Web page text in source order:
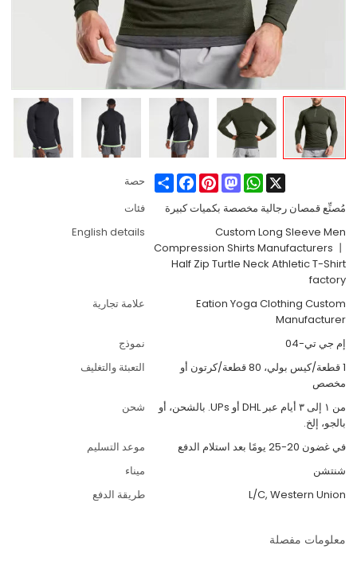
حصةShare
FacebookPinterest
Mastodon
WhatsApp
X
فئات
مُصنِّع قمصان رجالية مخصصة بكميات كبيرة
English details
Custom Long Sleeve Men
Compression Shirts Manufacturers 丨
Half Zip Turtle Neck Athletic T-Shirt
factory
علامة تجارية
Eation Yoga Clothing Custom
Manufacturer
نموذج
إم جي تي-04
التعبئة والتغليف
1 قطعة/كيس بولي، 80 قطعة/كرتون أو
مخصص
شحن
من ١ إلى ٣ أيام عبر DHL أو UPs. بالشحن، أو
بالجو، إلخ.
موعد التسليم
في غضون 20-25 يومًا بعد استلام الدفع
ميناء
شنتشن
طريقة الدفع
L/C, Western Union
معلومات مفصلة